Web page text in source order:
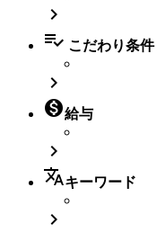

 こだわり条件

給与

translateキーワード
